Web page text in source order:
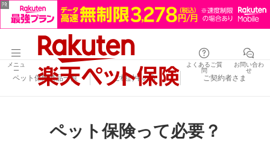
メニュ
ー
よくあるご質
問
お問い合わ
せ
ペット保険商品一覧 ご検討中の方 ご契約者さま
ペット保険って必要？